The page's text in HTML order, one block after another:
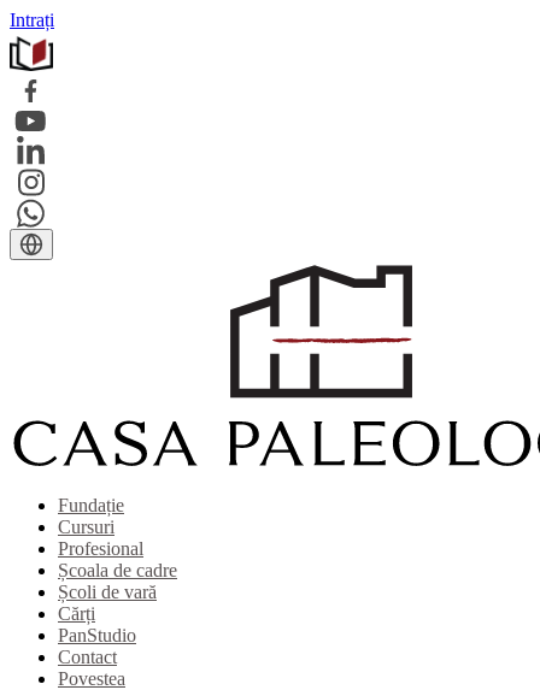
Intrați
Fundație
Cursuri
Profesional
Școala de cadre
Școli de vară
Cărți
PanStudio
Contact
Povestea